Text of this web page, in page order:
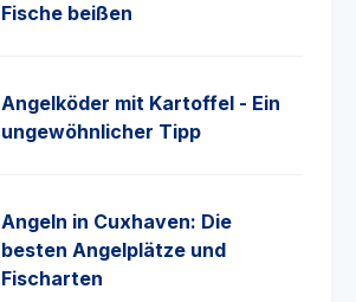
Fische beißen
Angelköder mit Kartoffel - Ein
ungewöhnlicher Tipp
Angeln in Cuxhaven: Die
besten Angelplätze und
Fischarten